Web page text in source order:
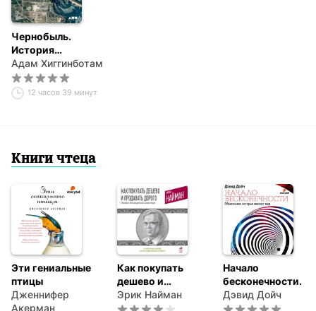
Чернобыль.
История
катастрофы
Адам Хиггинботам
12 часов 39 минут
Книги чтеца
Эти гениальные
птицы
Дженнифер
Акерман
Как покупать
дешево и
продавать
дорого. Пособие
Эрик Найман
Начало
бесконечности.
Объяснения,
которые меняют
Дэвид Дойч